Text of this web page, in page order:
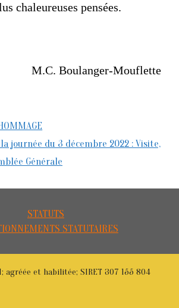
chaleureuses pensées.
M.C. Boulanger-Mouflette
journée du 3 décembre 2022 : Visite,
Générale
STATUTS
STATUTAIRES
agréée et habilitée; SIRET 307 155 804